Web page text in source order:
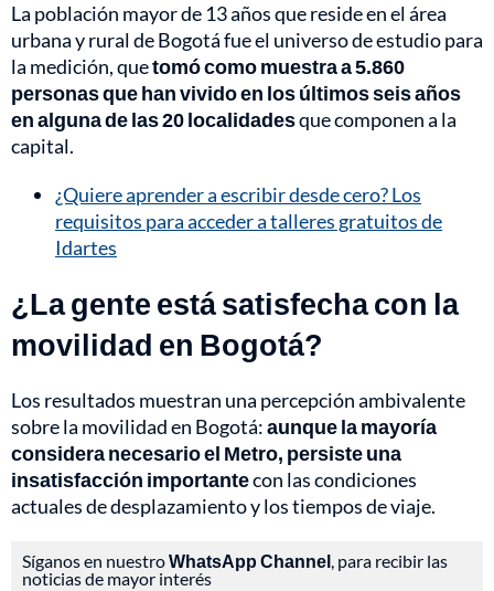
La población mayor de 13 años que reside en el área
urbana y rural de Bogotá fue el universo de estudio para
la medición, quetomó como muestra a 5.860
personas que han vivido en los últimos seis años
en alguna de las 20 localidadesque componen a la
capital.
¿Quiere aprender a escribir desde cero? Los
requisitos para acceder a talleres gratuitos de
Idartes
¿La gente está satisfecha con la
movilidad en Bogotá?
Los resultados muestran una percepción ambivalente
sobre la movilidad en Bogotá:aunque la mayoría
considera necesario el Metro, persiste una
insatisfacción importantecon las condiciones
actuales de desplazamiento y los tiempos de viaje.
Síganos en nuestroWhatsApp Channel, para recibir las
noticias de mayor interés